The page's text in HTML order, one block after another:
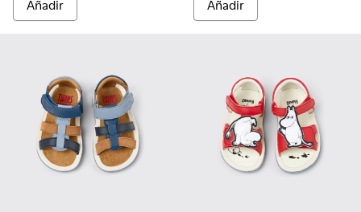
Añadir Añadir